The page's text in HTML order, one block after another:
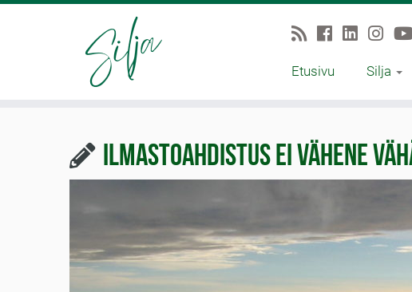
Etusivu Silja
Ilmastoahdistus ei vähene